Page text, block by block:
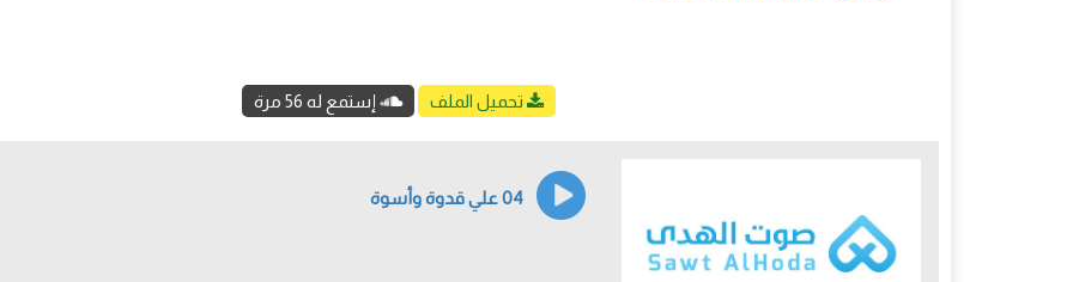
تحميل الملف إستمع له 56 مرة
04 علي قدوة وأسوة